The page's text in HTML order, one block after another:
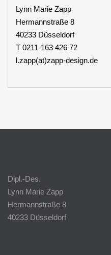
Lynn Marie Zapp
Hermannstraße 8
40233 Düsseldorf
T 0211-163 426 72
l.zapp(at)zapp-design.de
Dipl.-Des.
Lynn Marie Zapp
Hermannstraße 8
40233 Düsseldorf